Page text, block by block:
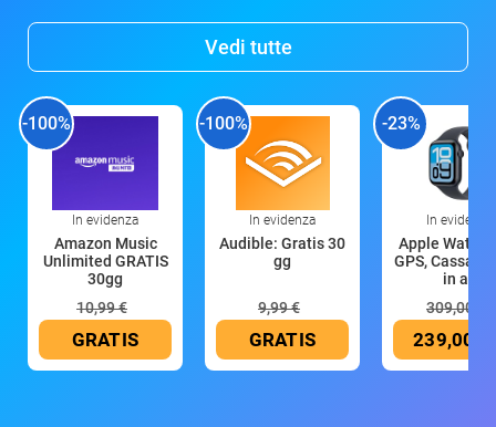
Vedi tutte
-100%
In evidenza
Amazon Music
Unlimited GRATIS
30gg
10,99 €
GRATIS
-100%
In evidenza
Audible: Gratis 30
gg
9,99 €
GRATIS
-23%
In evidenza
Apple Watch
GPS, Cassa
in all
309,00 €
239,00 €